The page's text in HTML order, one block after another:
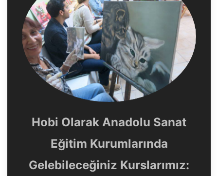
Hobi Olarak Anadolu Sanat
Eğitim Kurumlarında
Gelebileceğiniz Kurslarımız: